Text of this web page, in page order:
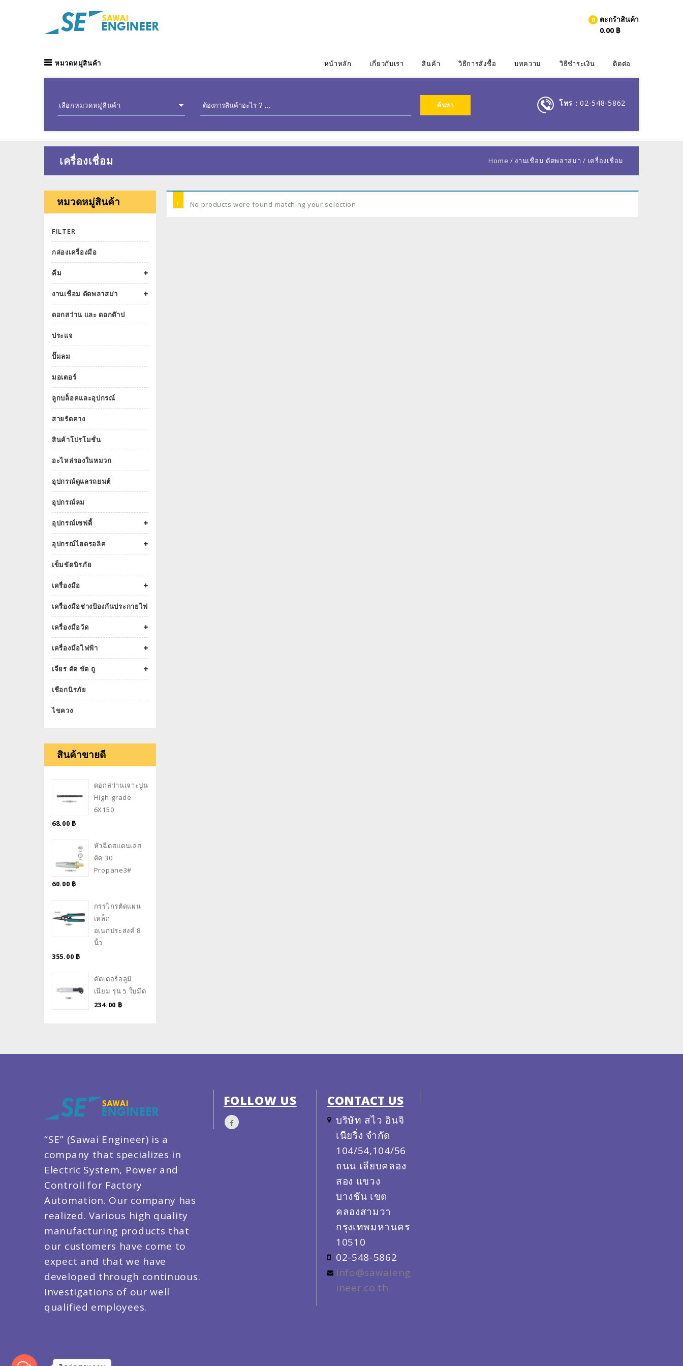
0
ตะกร้าสินค้า
0.00 ฿
หมวดหมู่สินค้า หน้าหลัก เกี่ยวกับเรา สินค้า วิธีการสั่งชื้อ บทความ วิธีชำระเงิน ติดต่อ
เลือกหมวดหมู่สินค้า โทร : 02-548-5862
เครื่องเชื่อม Home / งานเชื่อม ตัดพลาสม่า / เครื่องเชื่อม
No products were found matching your selection.
หมวดหมู่สินค้า
FILTER
กล่องเครื่องมือ
คีม
งานเชื่อม ตัดพลาสม่า
ดอกสว่าน และ ดอกต๊าป
ประแจ
ปั๊มลม
มอเตอร์
ลูกบล็อคและอุปกรณ์
สายรัดคาง
สินค้าโปรโมชั่น
อะไหล่รองในหมวก
อุปกรณ์ดูแลรถยนต์
อุปกรณ์ลม
อุปกรณ์เซฟตี้
อุปกรณ์ไฮดรอลิค
เข็มขัดนิรภัย
เครื่องมือ
เครื่องมือช่างป้องกันประกายไฟ
เครื่องมือวัด
เครื่องมือไฟฟ้า
เจียร ตัด ขัด ถู
เชือกนิรภัย
ไขควง
สินค้าขายดี
ดอกสว่านเจาะปูน
High-grade
6X150
68.00 ฿
หัวฉีดสแตนเลส
ตัด 30
Propane3#
60.00 ฿
กรรไกรตัดแผ่น
เหล็ก
อเนกประสงค์ 8
นิ้ว
355.00 ฿
คัตเตอร์อลูมิ
เนียม รุ่น 5 ใบมีด
234.00 ฿
“SE” (Sawai Engineer) is a
company that specializes in
Electric System, Power and
Controll for Factory
Automation. Our company has
realized. Various high quality
manufacturing products that
our customers have come to
expect and that we have
developed through continuous.
Investigations of our well
qualified employees.
FOLLOW US CONTACT US
บริษัท สไว อินจิ
เนียริ่ง จำกัด
104/54,104/56
ถนน เลียบคลอง
สอง แขวง
บางชัน เขต
คลองสามวา
กรุงเทพมหานคร
10510
02-548-5862
info@sawaieng
ineer.co.th